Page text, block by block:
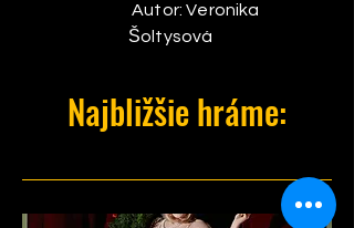
Autor: Veronika
Šoltysová
Najbližšie hráme: